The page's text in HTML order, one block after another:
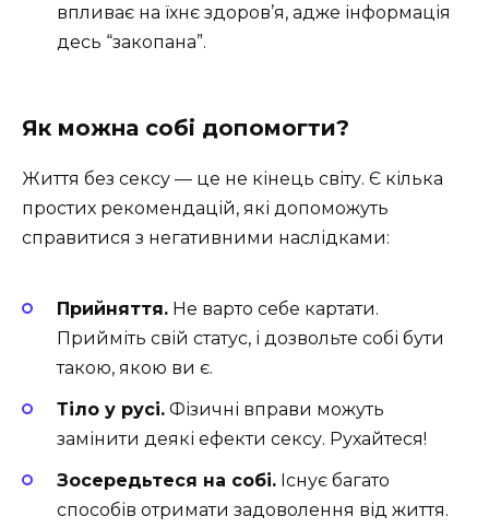
впливає на їхнє здоров’я, адже інформація
десь “закопана”.
Як можна собі допомогти?
Життя без сексу — це не кінець світу. Є кілька
простих рекомендацій, які допоможуть
справитися з негативними наслідками:
Прийняття. Не варто себе картати.
Прийміть свій статус, і дозвольте собі бути
такою, якою ви є.
Тіло у русі. Фізичні вправи можуть
замінити деякі ефекти сексу. Рухайтеся!
Зосередьтеся на собі. Існує багато
способів отримати задоволення від життя.